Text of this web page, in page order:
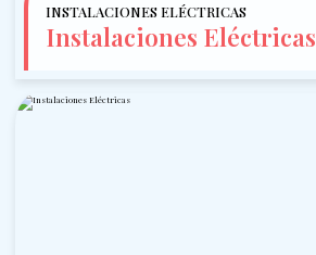
INSTALACIONES ELÉCTRICAS
Instalaciones Eléctricas